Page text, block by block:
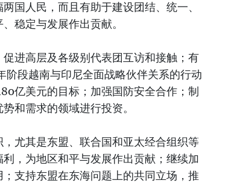
国人民，而且有助于建设团结、统一、
稳定与发展作出贡献。
进高层及各级别代表团互访和接触；有
段越南与印尼全面战略伙伴关系的行动
亿美元的目标；加强国防安全合作；制
和需求的领域进行投资。
尤其是东盟、联合国和亚太经合组织等
，为地区和平与发展作出贡献；继续加
支持东盟在东海问题上的共同立场，推